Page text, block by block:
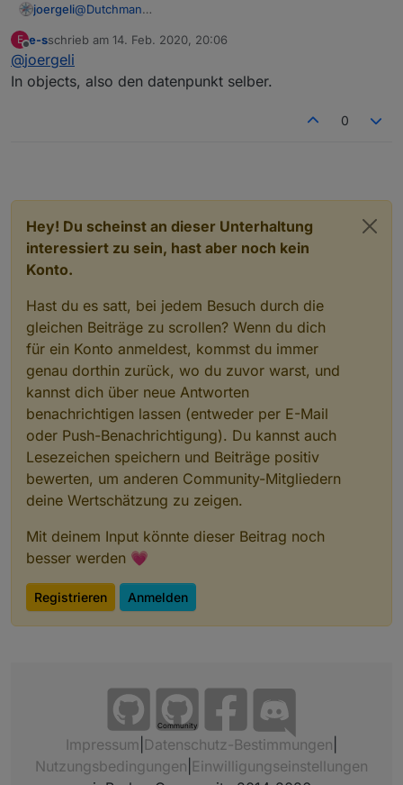
joergeli@Dutchman
geschrieben:
0.1.4
    (DutchmanNL) New configuration page
Wo kann man denn diese Drop-Down-Menüs finden?
E
Offline
e-sschrieb am 14. Feb. 2020, 20:06
zuletzt editiert von
@joergeli
In objects, also den datenpunkt selber.
0
Hey! Du scheinst an dieser Unterhaltung
interessiert zu sein, hast aber noch kein
Konto.
Hast du es satt, bei jedem Besuch durch die
gleichen Beiträge zu scrollen? Wenn du dich
für ein Konto anmeldest, kommst du immer
genau dorthin zurück, wo du zuvor warst, und
kannst dich über neue Antworten
benachrichtigen lassen (entweder per E-Mail
oder Push-Benachrichtigung). Du kannst auch
Lesezeichen speichern und Beiträge positiv
bewerten, um anderen Community-Mitgliedern
deine Wertschätzung zu zeigen.
Mit deinem Input könnte dieser Beitrag noch
besser werden 💗
Registrieren Anmelden
Community
Impressum Datenschutz-Bestimmungen
Nutzungsbedingungen Einwilligungseinstellungen